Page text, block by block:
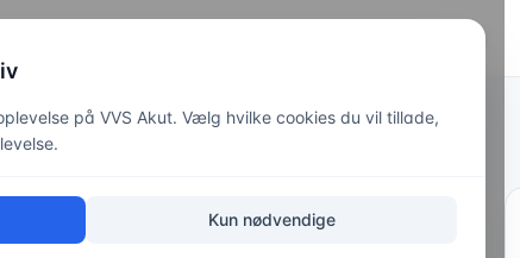
på VVS Akut. Vælg hvilke cookies du vil tillade,
Kun nødvendige